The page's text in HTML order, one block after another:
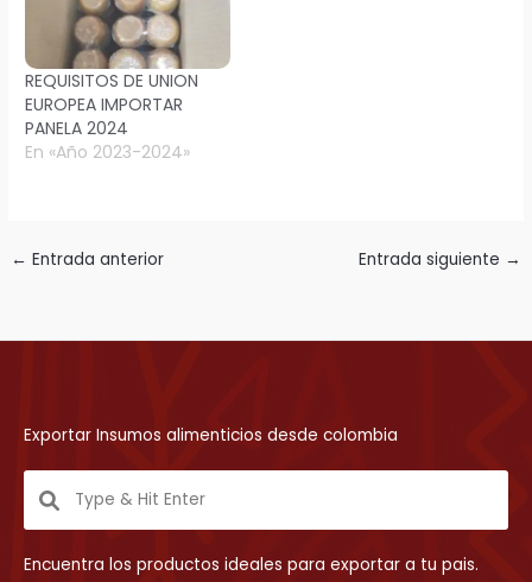
REQUISITOS DE UNION
EUROPEA IMPORTAR
PANELA 2024
En «Año 2023-2024»
← Entrada anterior Entrada siguiente →
Exportar Insumos alimenticios desde colombia
Encuentra los productos ideales para exportar a tu pais.